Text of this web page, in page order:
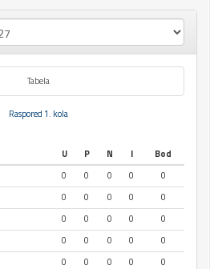
Tabela
Raspored 1. kola
U P N I
Bod
0 0 0 0
0
0 0 0 0
0
0 0 0 0
0
0 0 0 0
0
0 0 0 0
0